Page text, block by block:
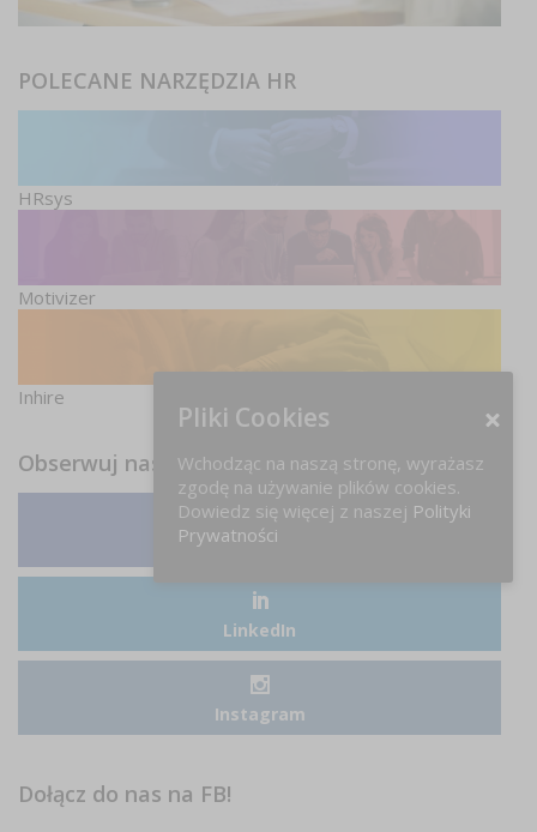
POLECANE NARZĘDZIA HR
HRsys
Motivizer
Inhire
Obserwuj nas
Facebook
LinkedIn
Instagram
Dołącz do nas na FB!
Pliki Cookies
Wchodząc na naszą stronę, wyrażasz
zgodę na używanie plików cookies.
Dowiedz się więcej z naszej Polityki
Prywatności